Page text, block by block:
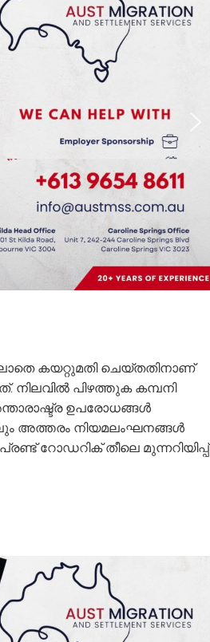
കയറ്റുമതി ചെയ്തതിനാണ്
നിലവിൽ പിഴത്തുക കമ്പനി
ഉപരോധങ്ങൾ
അത്തരം നിയമലംഘനങ്ങൾ
റോഡറിക് തീലെ മുന്നറിയിപ്പ്